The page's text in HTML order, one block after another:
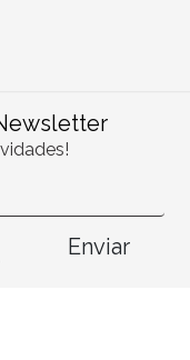
Enviar